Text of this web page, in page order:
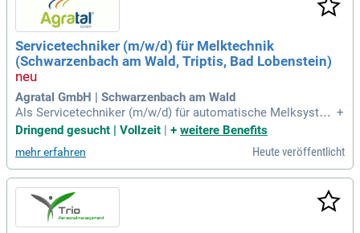
Servicetechniker (m/w/d) für Melktechnik
(Schwarzenbach am Wald, Triptis, Bad Lobenstein)
Agratal GmbH | Schwarzenbach am Wald
Als Servicetechniker (m/w/d) für automatische Melksystem
e bist Du direkt vor Ort in landwirtschaftlichen Betrieben im
Einsatz – dort, wo moderne Technik und tägliche Praxis auf
einandertreffen.
+
Dringend gesucht | Vollzeit | + weitere Benefits
mehr erfahren Heute veröffentlicht